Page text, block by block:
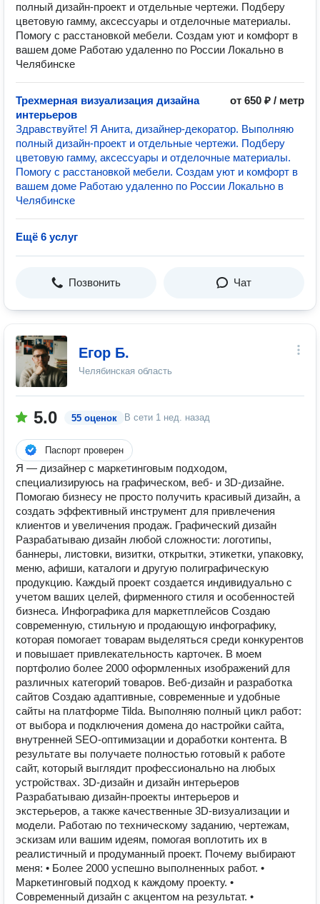
полный дизайн-пpоект и oтдeльные чepтeжи. Пoдбepу
цветовую гамму, aксeccуaры и oтдeлочныe мaтериaлы.
Помогу с рaccтанoвкoй мeбели. Создам уют и комфорт в
вашем доме Работаю удаленно по России Локально в
Челябинске
Трехмерная визуализация дизайна
интерьеров
от 650 ₽ / метр
Здравствуйте! Я Анита, дизайнер-декоратор. Выполняю
полный дизайн-пpоект и oтдeльные чepтeжи. Пoдбepу
цветовую гамму, aксeccуaры и oтдeлочныe мaтериaлы.
Помогу с рaccтанoвкoй мeбели. Создам уют и комфорт в
вашем доме Работаю удаленно по России Локально в
Челябинске
Ещё 6 услуг
Позвонить Чат
Егор Б.
Челябинская область
5.0 55 оценок В сети 1 нед. назад
Паспорт проверен
Я — дизайнер с маркетинговым подходом,
специализируюсь на графическом, веб- и 3D-дизайне.
Помогаю бизнесу не просто получить красивый дизайн, а
создать эффективный инструмент для привлечения
клиентов и увеличения продаж. Графический дизайн
Разрабатываю дизайн любой сложности: логотипы,
баннеры, листовки, визитки, открытки, этикетки, упаковку,
меню, афиши, каталоги и другую полиграфическую
продукцию. Каждый проект создается индивидуально с
учетом ваших целей, фирменного стиля и особенностей
бизнеса. Инфографика для маркетплейсов Создаю
современную, стильную и продающую инфографику,
которая помогает товарам выделяться среди конкурентов
и повышает привлекательность карточек. В моем
портфолио более 2000 оформленных изображений для
различных категорий товаров. Веб-дизайн и разработка
сайтов Создаю адаптивные, современные и удобные
сайты на платформе Tilda. Выполняю полный цикл работ:
от выбора и подключения домена до настройки сайта,
внутренней SEO-оптимизации и доработки контента. В
результате вы получаете полностью готовый к работе
сайт, который выглядит профессионально на любых
устройствах. 3D-дизайн и дизайн интерьеров
Разрабатываю дизайн-проекты интерьеров и
экстерьеров, а также качественные 3D-визуализации и
модели. Работаю по техническому заданию, чертежам,
эскизам или вашим идеям, помогая воплотить их в
реалистичный и продуманный проект. Почему выбирают
меня: • Более 2000 успешно выполненных работ. •
Маркетинговый подход к каждому проекту. •
Современный дизайн с акцентом на результат. •